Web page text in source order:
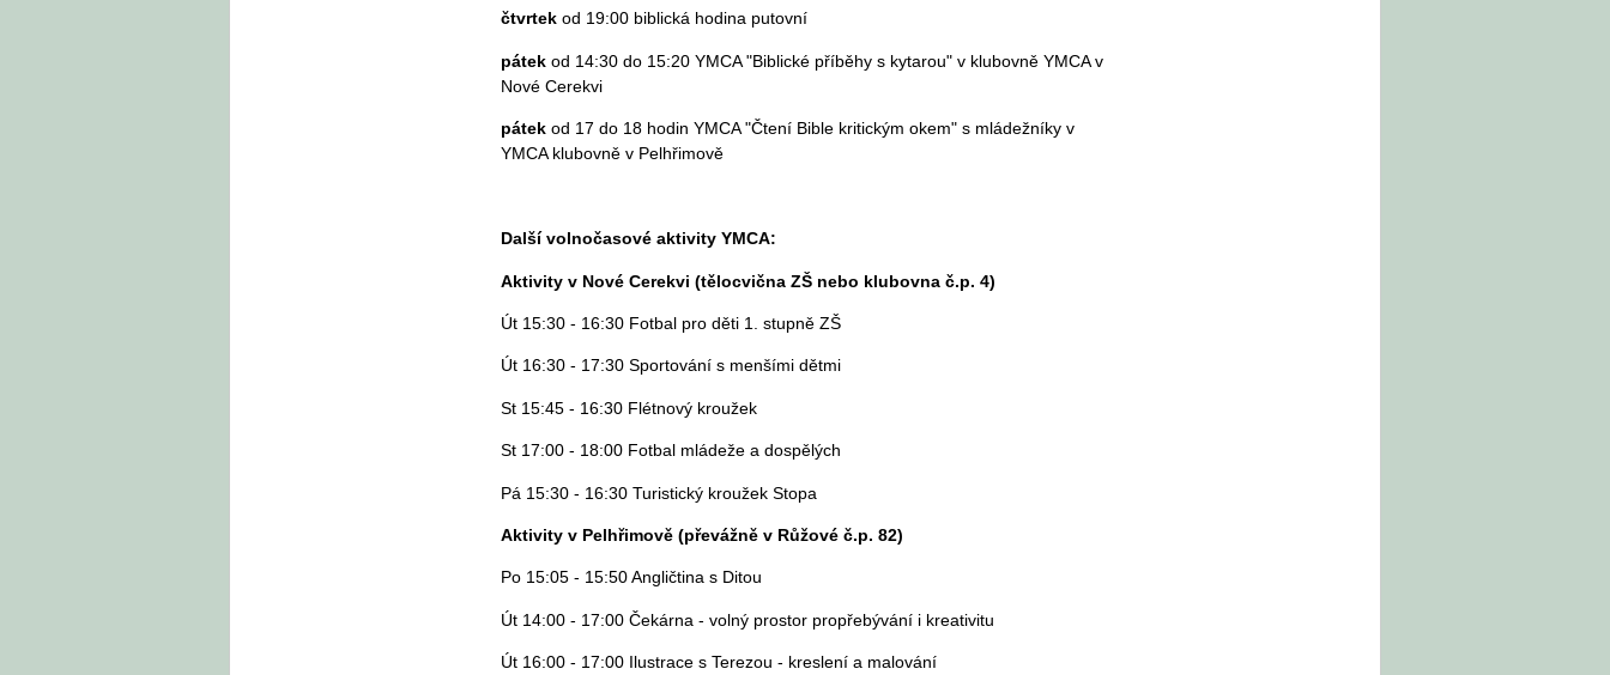
čtvrtek od 19:00 biblická hodina putovní
pátekod 14:30 do 15:20 YMCA "Biblické příběhy s kytarou" v klubovně YMCA v
Nové Cerekvi
pátekod 17 do 18 hodin YMCA "Čtení Bible kritickým okem" s mládežníky v
YMCA klubovně v Pelhřimově
Další volnočasové aktivity YMCA:
Aktivity v Nové Cerekvi (tělocvična ZŠ nebo klubovna č.p. 4)
Út 15:30 - 16:30 Fotbal pro děti 1. stupně ZŠ
Út 16:30 - 17:30 Sportování s menšími dětmi
St 15:45 - 16:30 Flétnový kroužek
St 17:00 - 18:00 Fotbal mládeže a dospělých
Pá 15:30 - 16:30 Turistický kroužek Stopa
Aktivity v Pelhřimově (převážně v Růžové č.p. 82)
Po 15:05 - 15:50 Angličtina s Ditou
Út 14:00 - 17:00 Čekárna - volný prostor propřebývání i kreativitu
Út 16:00 - 17:00 Ilustrace s Terezou - kreslení a malování